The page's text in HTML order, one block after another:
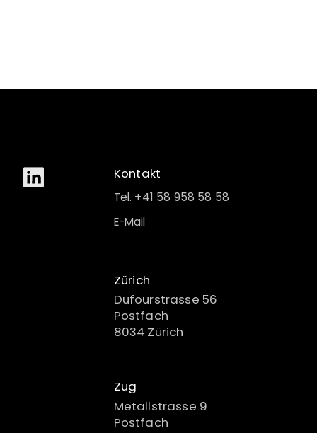
Kontakt
Tel. +41 58 958 58 58
E-Mail
Zürich
Dufourstrasse 56
Postfach
8034 Zürich
Zug
Metallstrasse 9
Postfach